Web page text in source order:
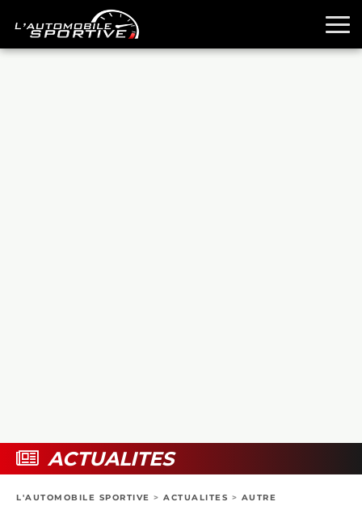
BOUTIQUE
ACTUALITES
L'AUTOMOBILE SPORTIVE > ACTUALITES > AUTRE